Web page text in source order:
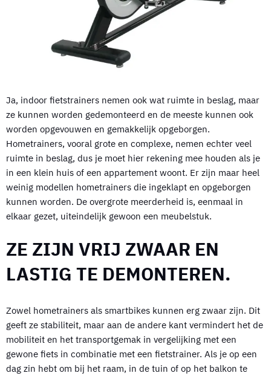
Ja, indoor fietstrainers nemen ook wat ruimte in beslag, maar
ze kunnen worden gedemonteerd en de meeste kunnen ook
worden opgevouwen en gemakkelijk opgeborgen.
Hometrainers, vooral grote en complexe, nemen echter veel
ruimte in beslag, dus je moet hier rekening mee houden als je
in een klein huis of een appartement woont. Er zijn maar heel
weinig modellen hometrainers die ingeklapt en opgeborgen
kunnen worden. De overgrote meerderheid is, eenmaal in
elkaar gezet, uiteindelijk gewoon een meubelstuk.
ZE ZIJN VRIJ ZWAAR EN
LASTIG TE DEMONTEREN.
Zowel hometrainers als smartbikes kunnen erg zwaar zijn. Dit
geeft ze stabiliteit, maar aan de andere kant vermindert het de
mobiliteit en het transportgemak in vergelijking met een
gewone fiets in combinatie met een fietstrainer. Als je op een
dag zin hebt om bij het raam, in de tuin of op het balkon te